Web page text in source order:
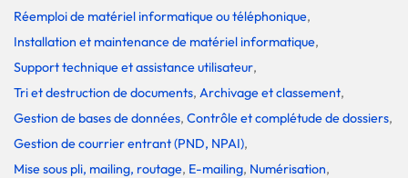
Réemploi de matériel informatique ou téléphonique,
Installation et maintenance de matériel informatique,
Support technique et assistance utilisateur,
Tri et destruction de documents, Archivage et classement,
Gestion de bases de données, Contrôle et complétude de dossiers,
Gestion de courrier entrant (PND, NPAI),
Mise sous pli, mailing, routage, E-mailing, Numérisation,